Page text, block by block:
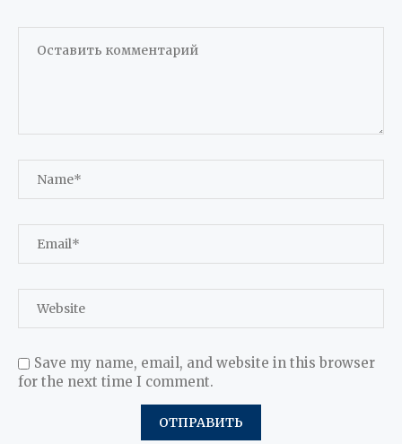
Save my name, email, and website in this browser
for the next time I comment.